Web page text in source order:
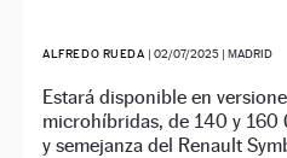
ALFREDO RUEDA |02/07/2025 | MADRID
Estará disponible en
microhíbridas, de 140 y 160
y semejanza del Renault